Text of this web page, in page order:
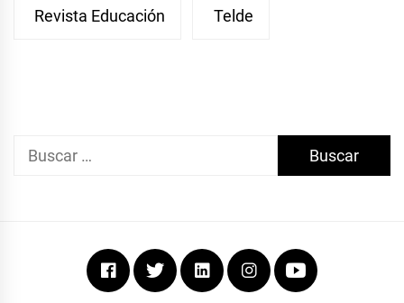
Revista Educación Telde
Buscar:
FacebookTwitterLinkedinInstagramYoutube